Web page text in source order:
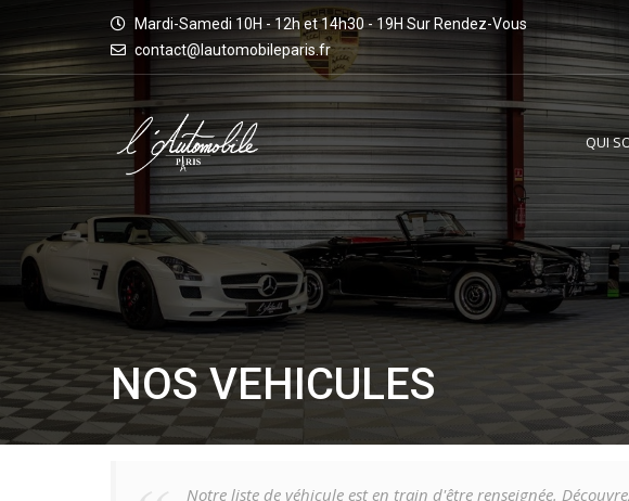
Mardi-Samedi 10H - 12h et 14h30 - 19H Sur Rendez-Vous
contact@lautomobileparis.fr
QUI
NOS VEHICULES
Notre liste de véhicule est en train d'être renseignée.